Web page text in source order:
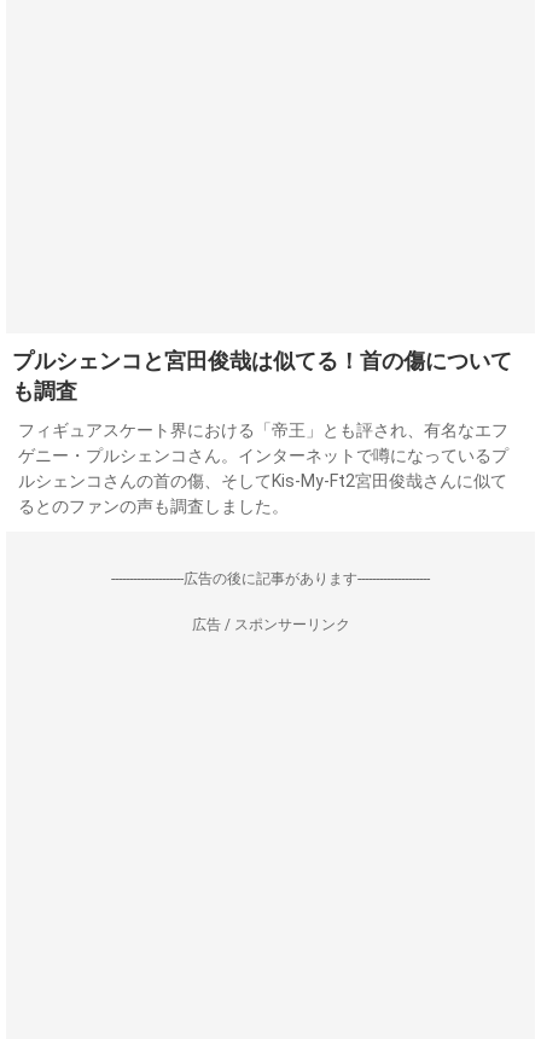
プルシェンコと宮田俊哉は似てる！首の傷について
も調査
フィギュアスケート界における「帝王」とも評され、有名なエフ
ゲニー・プルシェンコさん。インターネットで噂になっているプ
ルシェンコさんの首の傷、そしてKis-My-Ft2宮田俊哉さんに似て
るとのファンの声も調査しました。
--------------------広告の後に記事があります--------------------
広告 / スポンサーリンク